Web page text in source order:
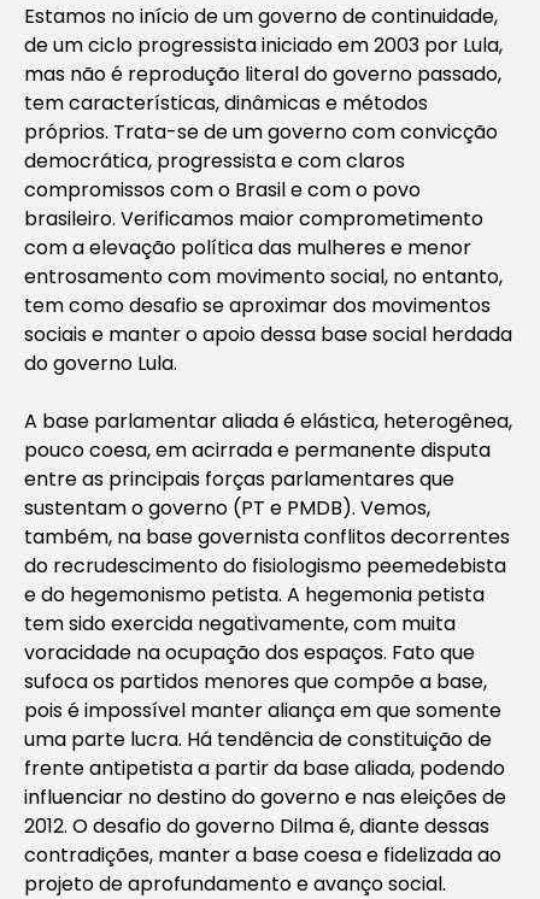
Estamos no início de um governo de continuidade,
de um ciclo progressista iniciado em 2003 por Lula,
mas não é reprodução literal do governo passado,
tem características, dinâmicas e métodos
próprios. Trata-se de um governo com convicção
democrática, progressista e com claros
compromissos com o Brasil e com o povo
brasileiro. Verificamos maior comprometimento
com a elevação política das mulheres e menor
entrosamento com movimento social, no entanto,
tem como desafio se aproximar dos movimentos
sociais e manter o apoio dessa base social herdada
do governo Lula.
A base parlamentar aliada é elástica, heterogênea,
pouco coesa, em acirrada e permanente disputa
entre as principais forças parlamentares que
sustentam o governo (PT e PMDB). Vemos,
também, na base governista conflitos decorrentes
do recrudescimento do fisiologismo peemedebista
e do hegemonismo petista. A hegemonia petista
tem sido exercida negativamente, com muita
voracidade na ocupação dos espaços. Fato que
sufoca os partidos menores que compõe a base,
pois é impossível manter aliança em que somente
uma parte lucra. Há tendência de constituição de
frente antipetista a partir da base aliada, podendo
influenciar no destino do governo e nas eleições de
2012. O desafio do governo Dilma é, diante dessas
contradições, manter a base coesa e fidelizada ao
projeto de aprofundamento e avanço social.